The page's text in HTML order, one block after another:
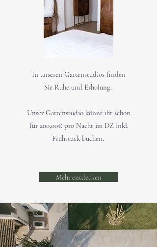
In unseren Gartenstudios finden
Sie Ruhe und Erholung.
Unser Gartenstudio könnt ihr schon
für 200,00€ pro Nacht im DZ inkl.
Frühstück buchen.
Mehr entdecken